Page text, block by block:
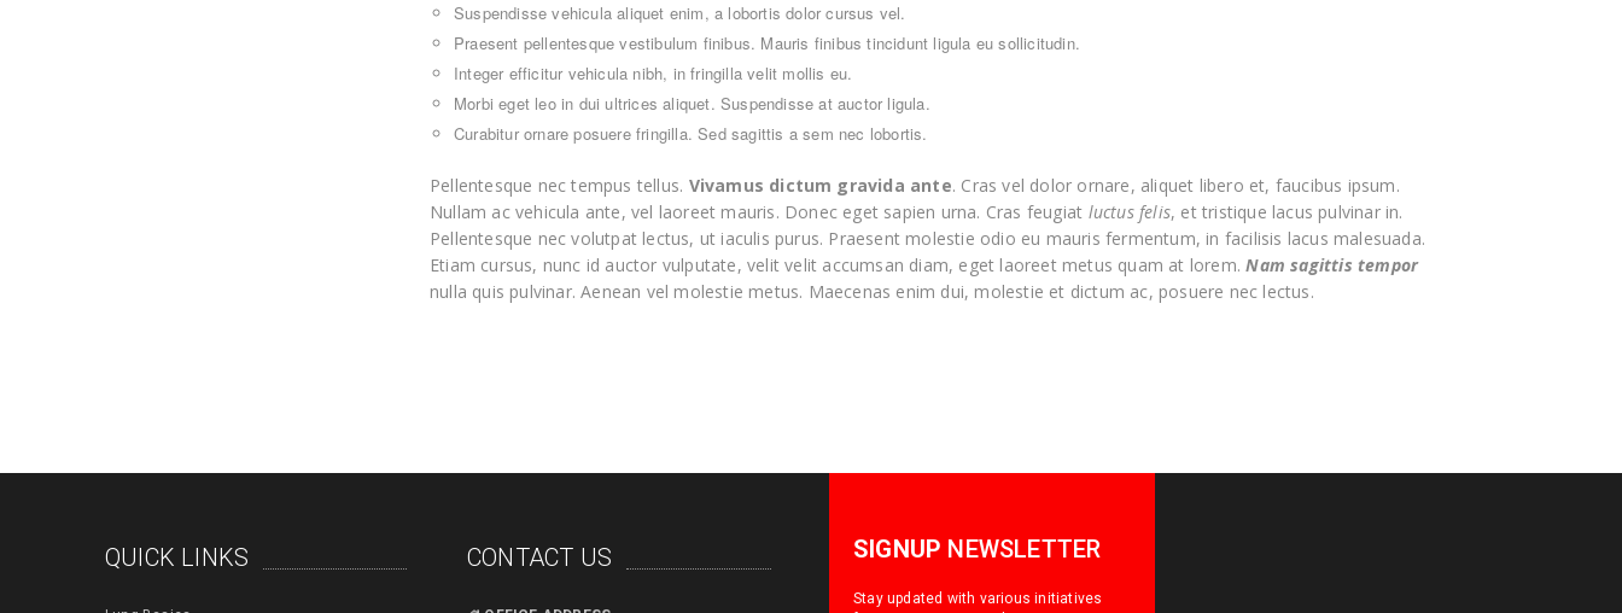
Suspendisse vehicula aliquet enim, a lobortis dolor cursus vel.
Praesent pellentesque vestibulum finibus. Mauris finibus tincidunt ligula eu sollicitudin.
Integer efficitur vehicula nibh, in fringilla velit mollis eu.
Morbi eget leo in dui ultrices aliquet. Suspendisse at auctor ligula.
Curabitur ornare posuere fringilla. Sed sagittis a sem nec lobortis.
Pellentesque nec tempus tellus. Vivamus dictum gravida ante. Cras vel dolor ornare, aliquet libero et, faucibus ipsum.
Nullam ac vehicula ante, vel laoreet mauris. Donec eget sapien urna. Cras feugiat luctus felis, et tristique lacus pulvinar in.
Pellentesque nec volutpat lectus, ut iaculis purus. Praesent molestie odio eu mauris fermentum, in facilisis lacus malesuada.
Etiam cursus, nunc id auctor vulputate, velit velit accumsan diam, eget laoreet metus quam at lorem. Nam sagittis tempor
nulla quis pulvinar. Aenean vel molestie metus. Maecenas enim dui, molestie et dictum ac, posuere nec lectus.
QUICK LINKS CONTACT US SIGNUP NEWSLETTER
Stay updated with various initiatives